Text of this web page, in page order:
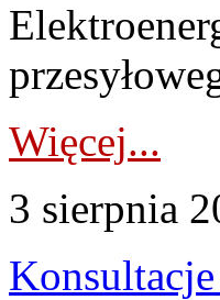
Więcej...
3 sierpnia